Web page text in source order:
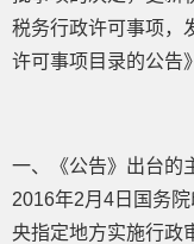
税务行政许可事项，
许可事项目录的公告
一、《公告》出台的
2016年2月4日国务
央指定地方实施行政